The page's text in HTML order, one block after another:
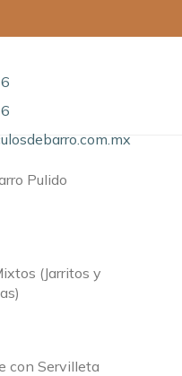
Pulido
(Jarritos y
con Servilleta